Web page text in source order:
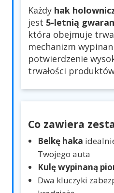
Każdy hak
jest 5-letnią
która obejmuje
mechanizm
potwierdzenie
trwałości
Co zawiera
Belkę haka
Twojego auta
Kulę wypinaną
Dwa kluczyki